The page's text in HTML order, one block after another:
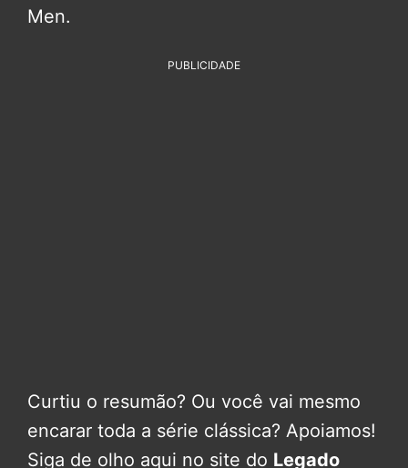
Men.
PUBLICIDADE
Curtiu o resumão? Ou você vai mesmo
encarar toda a série clássica? Apoiamos!
Siga de olho aqui no site do Legado